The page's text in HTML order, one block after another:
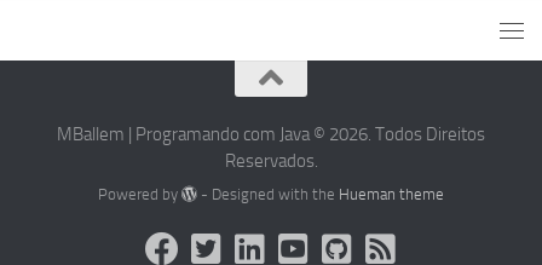
MBallem | Programando com Java © 2026. Todos Direitos
Reservados.
Powered by - Designed with the Hueman theme